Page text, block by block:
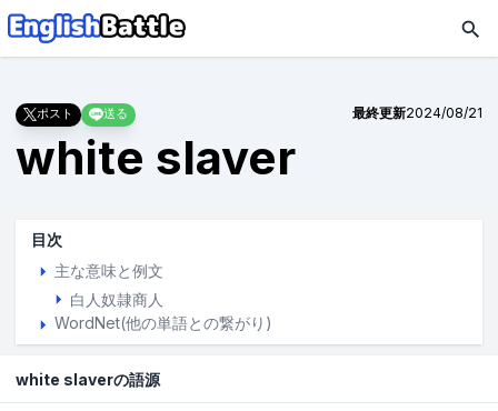
ポスト 送る 最終更新2024/08/21
white slaver
目次
主な意味と例文
白人奴隷商人
WordNet(他の単語との繋がり)
white slaverの語源